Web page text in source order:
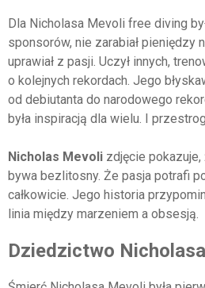
Dla Nicholasa Mevoli free diving
sponsorów, nie zarabiał pieniędzy
uprawiał z pasji. Uczył innych,
o kolejnych rekordach. Jego
od debiutanta do narodowego
była inspiracją dla wielu. I
Nicholas Mevoli zdjęcie pokazuje,
bywa bezlitosny. Że pasja potrafi
całkowicie. Jego historia
linia między marzeniem a obsesją.
Dziedzictwo